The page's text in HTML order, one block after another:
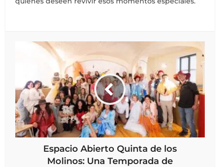
Espacio Abierto Quinta de los
Molinos: Una Temporada de